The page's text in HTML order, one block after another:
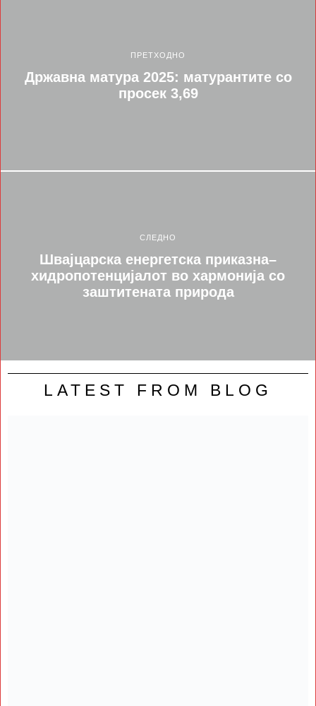
ПРЕТХОДНО
Државна матура 2025: матурантите со
просек 3,69
СЛЕДНО
Швајцарска енергетска приказна–
хидропотенцијалот во хармонија со
заштитената природа
LATEST FROM BLOG